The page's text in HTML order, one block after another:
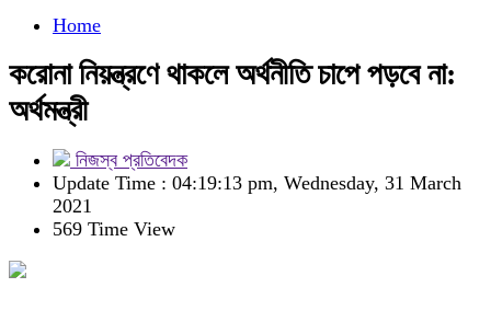
Home
করোনা নিয়ন্ত্রণে থাকলে অর্থনীতি চাপে পড়বে না:
অর্থমন্ত্রী
নিজস্ব প্রতিবেদক
Update Time : 04:19:13 pm, Wednesday, 31 March
2021
569 Time View